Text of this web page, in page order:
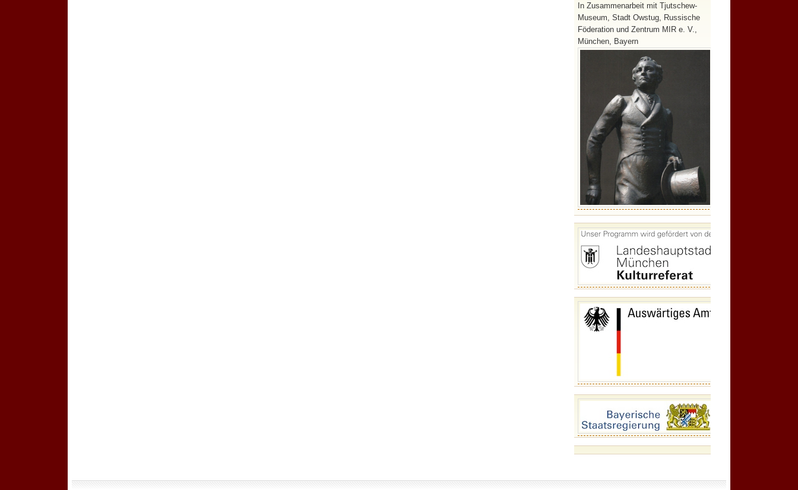
In Zusammenarbeit mit Tjutschew-
Museum, Stadt Owstug, Russische
Föderation und Zentrum MIR e. V.,
München, Bayern